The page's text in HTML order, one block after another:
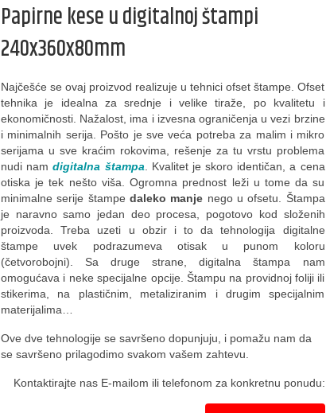
Papirne kese u digitalnoj štampi
240x360x80mm
Najčešće se ovaj proizvod realizuje u tehnici ofset štampe. Ofset
tehnika je idealna za srednje i velike tiraže, po kvalitetu i
ekonomičnosti. Nažalost, ima i izvesna ograničenja u vezi brzine
i minimalnih serija. Pošto je sve veća potreba za malim i mikro
serijama u sve kraćim rokovima, rešenje za tu vrstu problema
nudi namdigitalna štampa. Kvalitet je skoro identičan, a cena
otiska je tek nešto viša. Ogromna prednost leži u tome da su
minimalne serije štampe daleko manje nego u ofsetu. Štampa
je naravno samo jedan deo procesa, pogotovo kod složenih
proizvoda. Treba uzeti u obzir i to da tehnologija digitalne
štampe uvek podrazumeva otisak u punom koloru
(četvorobojni). Sa druge strane, digitalna štampa nam
omogućava i neke specijalne opcije. Štampu na providnoj foliji ili
stikerima, na plastičnim, metaliziranim i drugim specijalnim
materijalima…
Ove dve tehnologije se savršeno dopunjuju, i pomažu nam da
se savršeno prilagodimo svakom vašem zahtevu.
Kontaktirajte nas E-mailom ili telefonom za konkretnu ponudu: